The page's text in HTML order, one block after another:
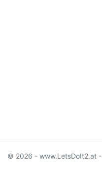
© 2026 - www.LetsDoIt2.at -